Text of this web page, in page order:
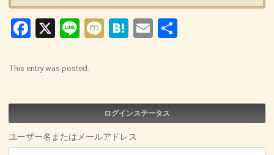
Facebook
X LineMixiHatena
Email
This entry was posted.
ログインステータス
ユーザー名またはメールアドレス